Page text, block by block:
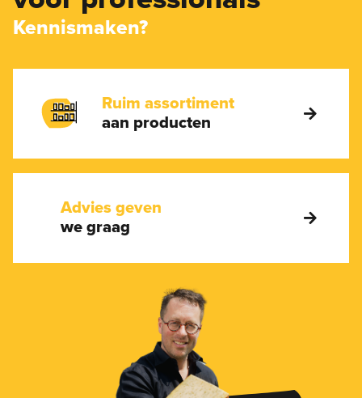
Kennismaken?
Ruim assortiment
aan producten
Advies geven
we graag